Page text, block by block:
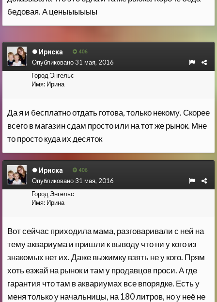
бедовая. А ценыыыыыы
Ириска 406
Город Энгельс
Имя: Ирина
Опубликовано31 мая, 2016
Да я и бесплатно отдать готова, только некому. Скорее
всего в магазин сдам просто или на тот же рынок. Мне
то просто куда их десяток
Ириска 406
Город Энгельс
Имя: Ирина
Опубликовано31 мая, 2016
Вот сейчас приходила мама, разговаривали с ней на
тему аквариума и пришли к выводу что ни у кого из
знакомых нет их. Даже выжимку взять не у кого. Прям
хоть езжай на рынок и там у продавцов проси. А где
гарантия что там в аквариумах все впорядке. Есть у
меня только у начальницы, на 180 литров, но у неё не